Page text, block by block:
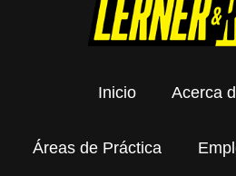
Inicio Acerca
Áreas de Práctica